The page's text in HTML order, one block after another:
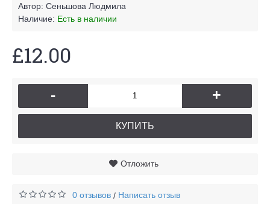
Автор: Сеньшова Людмила
Наличие: Есть в наличии
£12.00
- +
КУПИТЬ
Отложить
0 отзывов / Написать отзыв